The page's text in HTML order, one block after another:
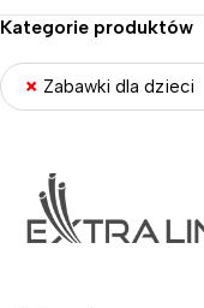
Kategorie produktów
× Zabawki dla dzieci